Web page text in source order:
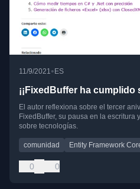
11/9/2021 •ES
¡¡FixedBuffer ha cumplido
El autor reflexiona sobre el tercer
FixedBuffer, su pausa en la escritura
sobre tecnologías.
comunidad Entity Framework
0 0